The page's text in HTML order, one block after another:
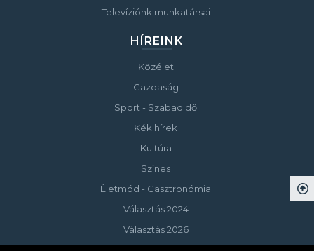
Televíziónk munkatársai
HÍREINK
Közélet
Gazdaság
Sport - Szabadidő
Kék hírek
Kultúra
Színes
Életmód - Gasztronómia
Választás 2024
Választás 2026